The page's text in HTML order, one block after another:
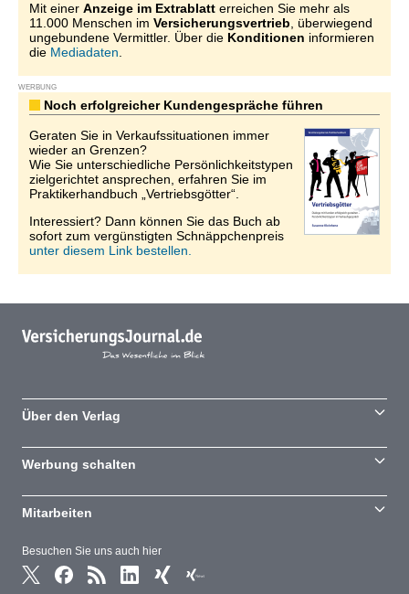
Mit einer Anzeige im Extrablatt erreichen Sie mehr als
11.000 Menschen im Versicherungsvertrieb , überwiegend
ungebundene Vermittler. Über die Konditionen informieren
die Mediadaten
WERBUNG
Noch erfolgreicher Kundengespräche führen
Geraten Sie in Verkaufssituationen immer
wieder an Grenzen?
Wie Sie unterschiedliche Persönlichkeitstypen
zielgerichtet ansprechen, erfahren Sie im
Praktikerhandbuch „Vertriebsgötter“.
Interessiert? Dann können Sie das Buch ab
sofort zum vergünstigten Schnäppchenpreis
unter diesem Link bestellen.
Besuchen Sie uns auch hier
Über den Verlag
Werbung schalten
Mitarbeiten